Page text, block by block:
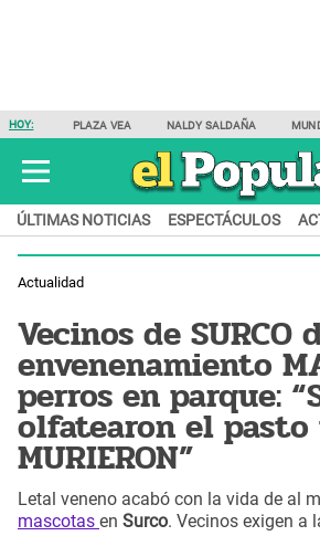
HOY: PLAZA VEA NALDY SALDAÑA
ÚLTIMAS NOTICIAS ESPECTÁCULOS
Actualidad
Vecinos de SURCO
envenenamiento
perros en parque:
olfatearon el pasto
MURIERON”
Letal veneno acabó con la vida de al
mascotas en Surco. Vecinos exigen a